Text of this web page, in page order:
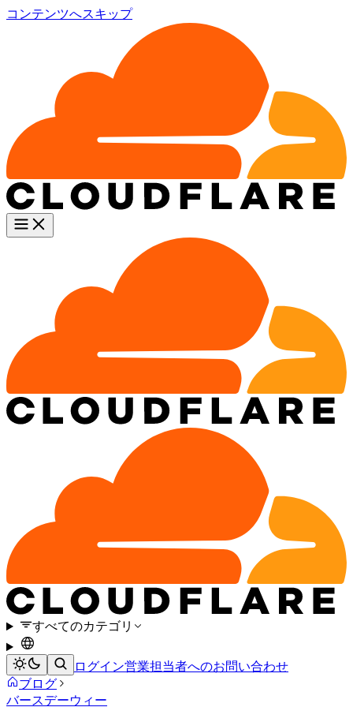
コンテンツへスキップ
すべてのカテゴリ
ログイン営業担当者へのお問い合わせ
ブログ
バースデーウィー